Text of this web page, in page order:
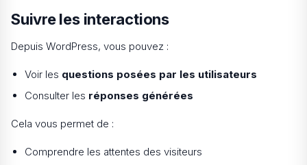
Suivre les interactions
Depuis WordPress, vous pouvez :
Voir les questions posées par les utilisateurs
Consulter les réponses générées
Cela vous permet de :
Comprendre les attentes des visiteurs